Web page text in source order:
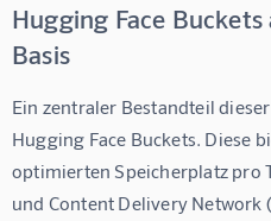
Hugging Face
Basis
Ein zentraler Bestandteil
Hugging Face Buckets. Diese
optimierten Speicherplatz pro
und Content Delivery Network